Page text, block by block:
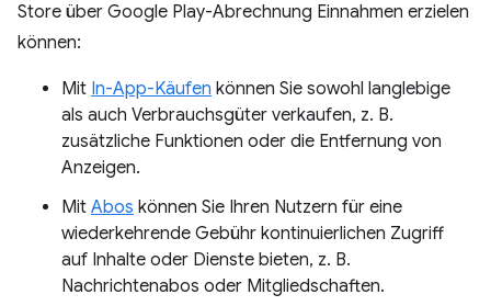
Store über Google Play-Abrechnung Einnahmen erzielen
können:
Mit In-App-Käufen können Sie sowohl langlebige
als auch Verbrauchsgüter verkaufen, z. B.
zusätzliche Funktionen oder die Entfernung von
Anzeigen.
Mit Abos können Sie Ihren Nutzern für eine
wiederkehrende Gebühr kontinuierlichen Zugriff
auf Inhalte oder Dienste bieten, z. B.
Nachrichtenabos oder Mitgliedschaften.